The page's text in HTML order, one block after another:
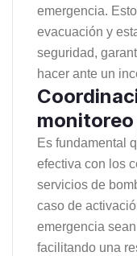
emergencia.
evacuación y
seguridad,
hacer ante un
Es fundamental
efectiva con los
servicios de
caso de
emergencia
facilitando una